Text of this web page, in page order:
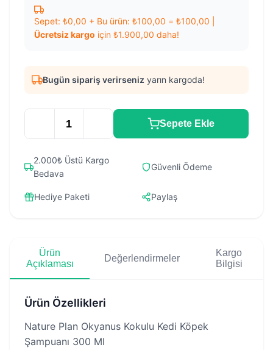
Sepet: ₺0,00 + Bu ürün: ₺100,00 = ₺100,00
Ücretsiz kargo için ₺1.900,00 daha!
Bugün sipariş verirseniz yarın kargoda!
Sepete Ekle
2.000₺ Üstü Kargo
Bedava
Güvenli Ödeme
Hediye Paketi Paylaş
Ürün
Açıklaması
Değerlendirmeler
Kargo
Bilgisi
Ürün Özellikleri
Nature Plan Okyanus Kokulu Kedi Köpek
Şampuanı 300 Ml